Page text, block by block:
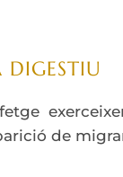
DIGESTIU
de